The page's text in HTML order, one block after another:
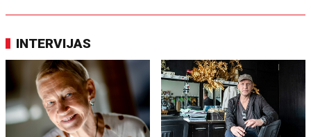
INTERVIJAS